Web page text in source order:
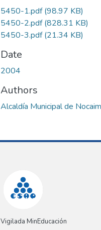
5450-1.pdf(98.97 KB)
5450-2.pdf(828.31 KB)
5450-3.pdf(21.34 KB)
Date
2004
Authors
Alcaldía Municipal de
Vigilada MinEducación